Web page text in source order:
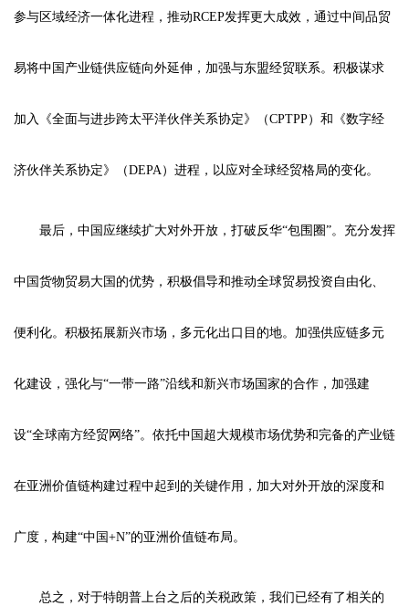
参与区域经济一体化进程，推动RCEP发挥更大成效，通过中间品贸
易将中国产业链供应链向外延伸，加强与东盟经贸联系。积极谋求
加入《全面与进步跨太平洋伙伴关系协定》（CPTPP）和《数字经
济伙伴关系协定》（DEPA）进程，以应对全球经贸格局的变化。
最后，中国应继续扩大对外开放，打破反华“包围圈”。充分发挥
中国货物贸易大国的优势，积极倡导和推动全球贸易投资自由化、
便利化。积极拓展新兴市场，多元化出口目的地。加强供应链多元
化建设，强化与“一带一路”沿线和新兴市场国家的合作，加强建
设“全球南方经贸网络”。依托中国超大规模市场优势和完备的产业链
在亚洲价值链构建过程中起到的关键作用，加大对外开放的深度和
广度，构建“中国+N”的亚洲价值链布局。
总之，对于特朗普上台之后的关税政策，我们已经有了相关的